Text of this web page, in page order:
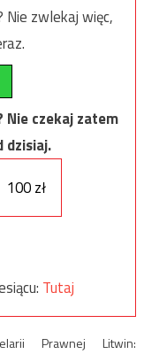
Nie zwlekaj więc,
czekaj zatem
dzisiaj.
100 zł
Tutaj
Prawnej Litwin: